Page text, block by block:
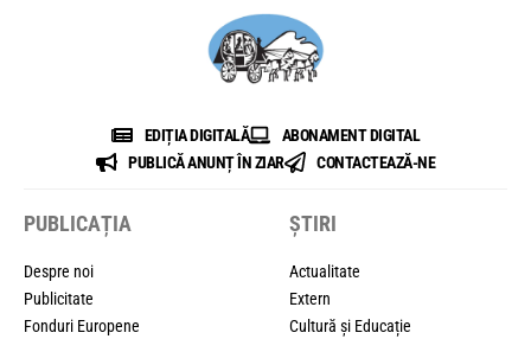
EDIȚIA DIGITALĂ
ABONAMENT DIGITAL
PUBLICĂ ANUNȚ ÎN ZIAR
CONTACTEAZĂ-NE
PUBLICAȚIA
Despre noi
Publicitate
Fonduri Europene
ȘTIRI
Actualitate
Extern
Cultură și Educație